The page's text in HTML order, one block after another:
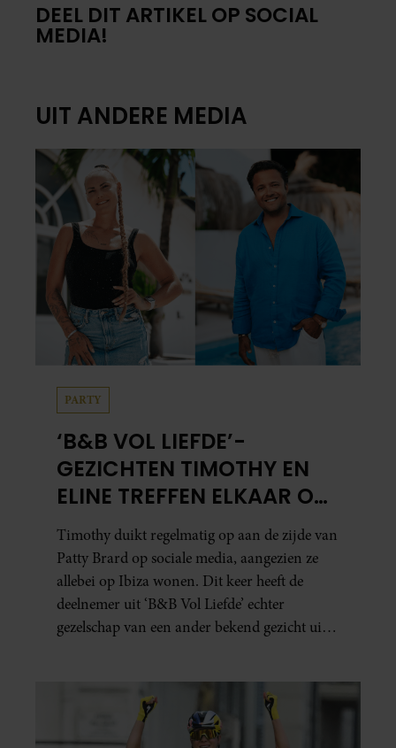
DEEL DIT ARTIKEL OP SOCIAL
MEDIA!
UIT ANDERE MEDIA
PARTY
‘B&B VOL LIEFDE’-
GEZICHTEN TIMOTHY EN
ELINE TREFFEN ELKAAR OP
IBIZA
Timothy duikt regelmatig op aan de zijde van
Patty Brard op sociale media, aangezien ze
allebei op Ibiza wonen. Dit keer heeft de
deelnemer uit ‘B&B Vol Liefde’ echter
gezelschap van een ander bekend gezicht uit